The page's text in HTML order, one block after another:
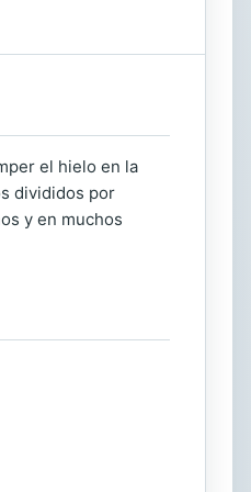
el hielo en la
divididos por
y en muchos